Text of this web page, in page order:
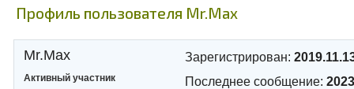
Профиль пользователя Mr.Max
Mr.Max
Активный участник
Зарегистрирован:
Последнее сообщение: